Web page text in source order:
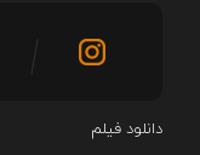
دانلود فیلم